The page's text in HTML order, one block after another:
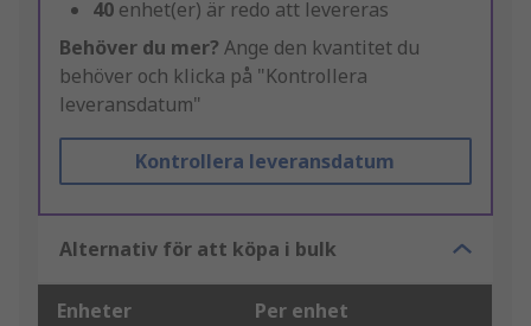
40 enhet(er) är redo att levereras
Behöver du mer? Ange den kvantitet du
behöver och klicka på "Kontrollera
leveransdatum"
Kontrollera leveransdatum
Alternativ för att köpa i bulk
Enheter Per enhet